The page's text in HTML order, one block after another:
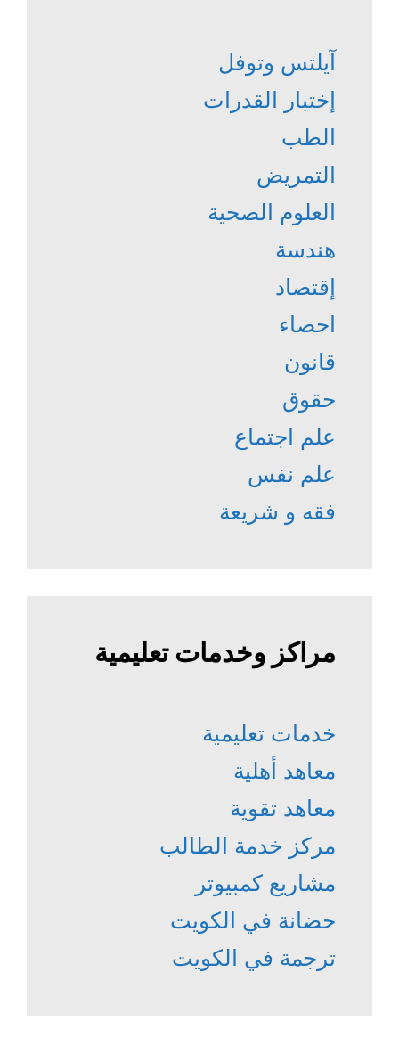
آيلتس وتوفل
إختبار القدرات
الطب
التمريض
العلوم الصحية
هندسة
إقتصاد
احصاء
قانون
حقوق
علم اجتماع
علم نفس
فقه و شريعة
مراكز وخدمات تعليمية
خدمات تعليمية
معاهد أهلية
معاهد تقوية
مركز خدمة الطالب
مشاريع كمبيوتر
حضانة في الكويت
ترجمة في الكويت